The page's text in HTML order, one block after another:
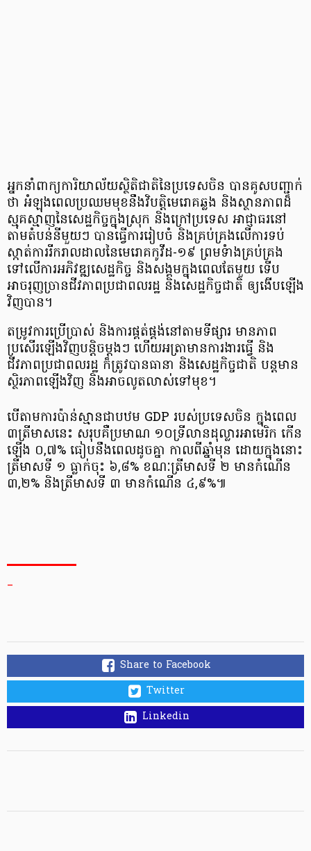
អ្នកនាំពាក្យ​ការិយាល័យ​ស្ថិតិជា​តិនៃ​ប្រទេស​ចិន បានគូស​បញ្ជាក់​
ថា អំឡុង​ពេលប្រឈម​មុខនឹង​វិបត្តិ​មេរោគ​ឆ្លង និងស្ថានភាព​ដ៏
ស្មុគ​ស្មាញ​នៃសេដ្ឋកិច្ច​ក្នុងស្រុក និងក្រៅ​ប្រទេស អាជ្ញាធរ​នៅ
តាម​តំបន់​នីមួយៗ បានធ្វើ​ការ​រៀបចំ​ និងគ្រប់គ្រង​លើការ​ទប់
ស្កាត់​ការរីករាល​ដាល​នៃមេរោគ​កូវីដ-១៩ ព្រមទំាង​គ្រប់គ្រង​
ទៅលើ​ការអភិវឌ្ឍ​សេដ្ឋកិច្ច​ និងសង្គម​ក្នុងពេល​តែមួយ ទើប​
អាចរុញ​ច្រាន​ជីវភាព​ប្រជាពលរដ្ឋ និង​សេដ្ឋកិច្ច​ជាតិ ឲ្យងើប​ឡើង​
វិញបាន។
តម្រូវការ​ប្រើប្រាស់ និងការ​ផ្គត់ផ្គង់​នៅតាម​ទីផ្សារ មានភាព
ប្រសើរ​ឡើងវិញ​បន្តិច​ម្តងៗ ហើយអត្រា​មាន​ការងារធ្វើ និង
ជីវភាព​ប្រជាពលរដ្ឋ ក៏ត្រូវ​បាន​ធានា និង​សេដ្ឋកិច្ចជាតិ បន្ត​មាន​
ស្ថិរភាព​ឡើងវិញ និងអាច​លូតលាស់​ទៅមុខ។
បើតាម​ការប៉ាន់​ស្មាន​ជាបឋម​ GDP​ របស់​ប្រទេស​ចិន ក្នុងពេល ​
៣ត្រីមាសនេះ សរុបគឺ​ប្រមាណ​ ១០ទី្រលាន​ដុល្លារ​អាមេរិក កើន
ឡើង ០,៧% ធៀបនឹង​ពេល​ដូចគ្នា កាលពី​ឆ្នាំមុន ដោយ​ក្នុងនោះ
ត្រីមាស​ទី ១ ធ្លាក់ចុះ ៦,៨% ខណៈត្រីមាសទី ២ មាន​កំណើន
៣,២% និងត្រីមាស​ទី ៣ មាន​កំណើន ៤,៩%៕
_
Share to Facebook
Twitter
Linkedin